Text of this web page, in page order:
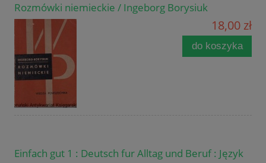
Rozmówki niemieckie / Ingeborg Borysiuk
18,00 zł
do koszyka
Einfach gut 1 : Deutsch fur Alltag und Beruf : Język